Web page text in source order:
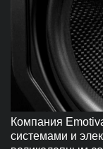
Компания
системами и